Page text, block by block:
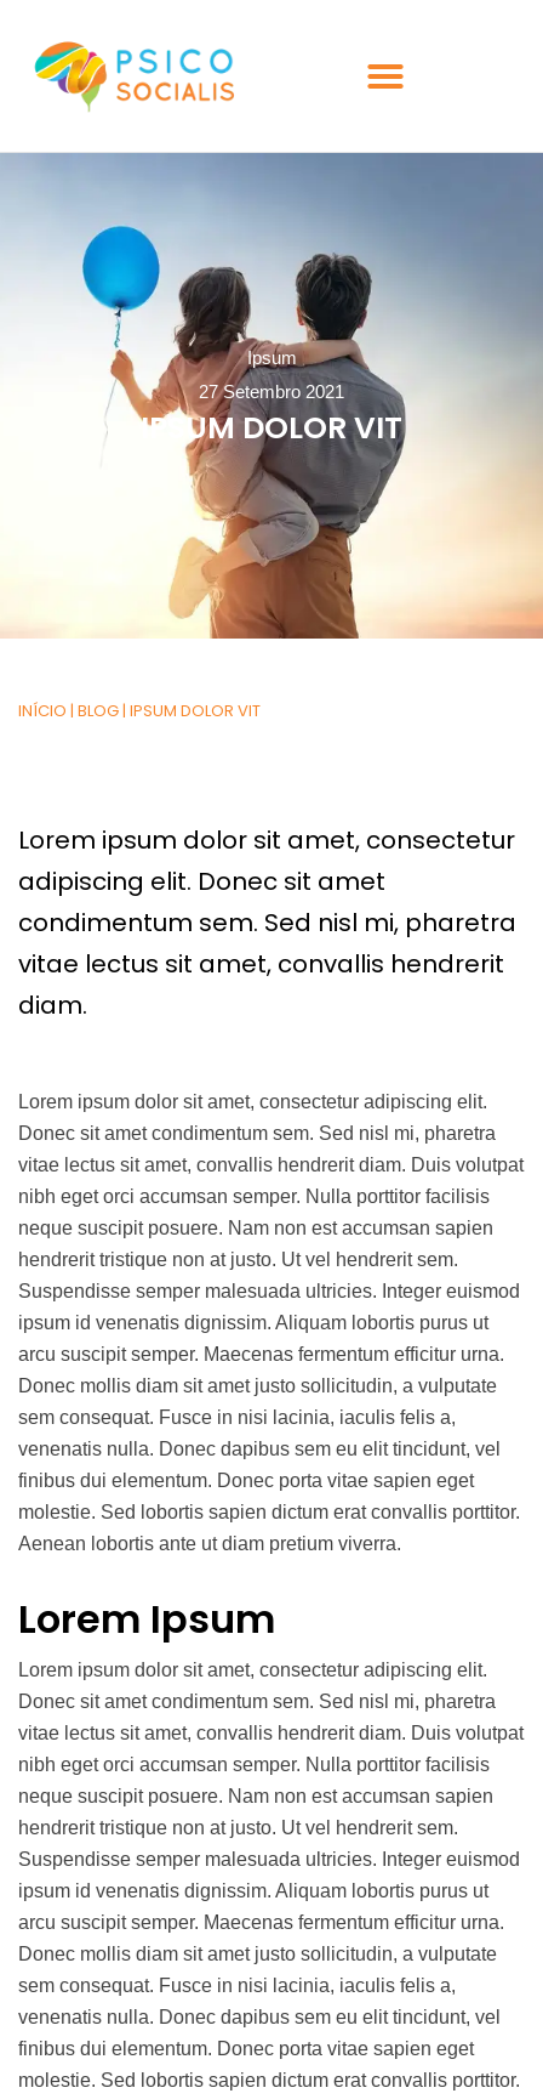
Ipsum
27 Setembro 2021
IPSUM DOLOR VIT
INÍCIO | BLOG | IPSUM DOLOR VIT
Lorem ipsum dolor sit amet, consectetur
adipiscing elit. Donec sit amet
condimentum sem. Sed nisl mi, pharetra
vitae lectus sit amet, convallis hendrerit
diam.
Lorem ipsum dolor sit amet, consectetur adipiscing elit.
Donec sit amet condimentum sem. Sed nisl mi, pharetra
vitae lectus sit amet, convallis hendrerit diam. Duis volutpat
nibh eget orci accumsan semper. Nulla porttitor facilisis
neque suscipit posuere. Nam non est accumsan sapien
hendrerit tristique non at justo. Ut vel hendrerit sem.
Suspendisse semper malesuada ultricies. Integer euismod
ipsum id venenatis dignissim. Aliquam lobortis purus ut
arcu suscipit semper. Maecenas fermentum efficitur urna.
Donec mollis diam sit amet justo sollicitudin, a vulputate
sem consequat. Fusce in nisi lacinia, iaculis felis a,
venenatis nulla. Donec dapibus sem eu elit tincidunt, vel
finibus dui elementum. Donec porta vitae sapien eget
molestie. Sed lobortis sapien dictum erat convallis porttitor.
Aenean lobortis ante ut diam pretium viverra.
Lorem Ipsum
Lorem ipsum dolor sit amet, consectetur adipiscing elit.
Donec sit amet condimentum sem. Sed nisl mi, pharetra
vitae lectus sit amet, convallis hendrerit diam. Duis volutpat
nibh eget orci accumsan semper. Nulla porttitor facilisis
neque suscipit posuere. Nam non est accumsan sapien
hendrerit tristique non at justo. Ut vel hendrerit sem.
Suspendisse semper malesuada ultricies. Integer euismod
ipsum id venenatis dignissim. Aliquam lobortis purus ut
arcu suscipit semper. Maecenas fermentum efficitur urna.
Donec mollis diam sit amet justo sollicitudin, a vulputate
sem consequat. Fusce in nisi lacinia, iaculis felis a,
venenatis nulla. Donec dapibus sem eu elit tincidunt, vel
finibus dui elementum. Donec porta vitae sapien eget
molestie. Sed lobortis sapien dictum erat convallis porttitor.